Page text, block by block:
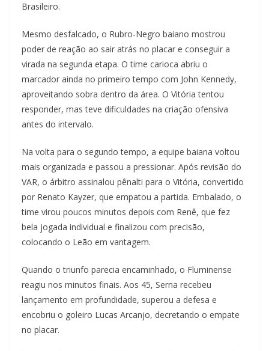
Brasileiro.
Mesmo desfalcado, o Rubro-Negro baiano mostrou
poder de reação ao sair atrás no placar e conseguir a
virada na segunda etapa. O time carioca abriu o
marcador ainda no primeiro tempo com John Kennedy,
aproveitando sobra dentro da área. O Vitória tentou
responder, mas teve dificuldades na criação ofensiva
antes do intervalo.
Na volta para o segundo tempo, a equipe baiana voltou
mais organizada e passou a pressionar. Após revisão do
VAR, o árbitro assinalou pênalti para o Vitória, convertido
por Renato Kayzer, que empatou a partida. Embalado, o
time virou poucos minutos depois com Renê, que fez
bela jogada individual e finalizou com precisão,
colocando o Leão em vantagem.
Quando o triunfo parecia encaminhado, o Fluminense
reagiu nos minutos finais. Aos 45, Serna recebeu
lançamento em profundidade, superou a defesa e
encobriu o goleiro Lucas Arcanjo, decretando o empate
no placar.